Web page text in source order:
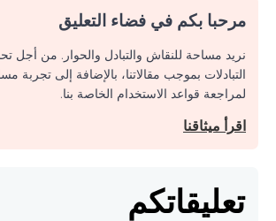
مرحبا بكم في فضاء التعليق
نريد مساحة للنقاش والتبادل والحوار. من أجل
التبادلات بموجب مقالاتنا، بالإضافة إلى تجربة
لمراجعة قواعد الاستخدام الخاصة بنا.
اقرأ ميثاقنا
تعليقاتكم